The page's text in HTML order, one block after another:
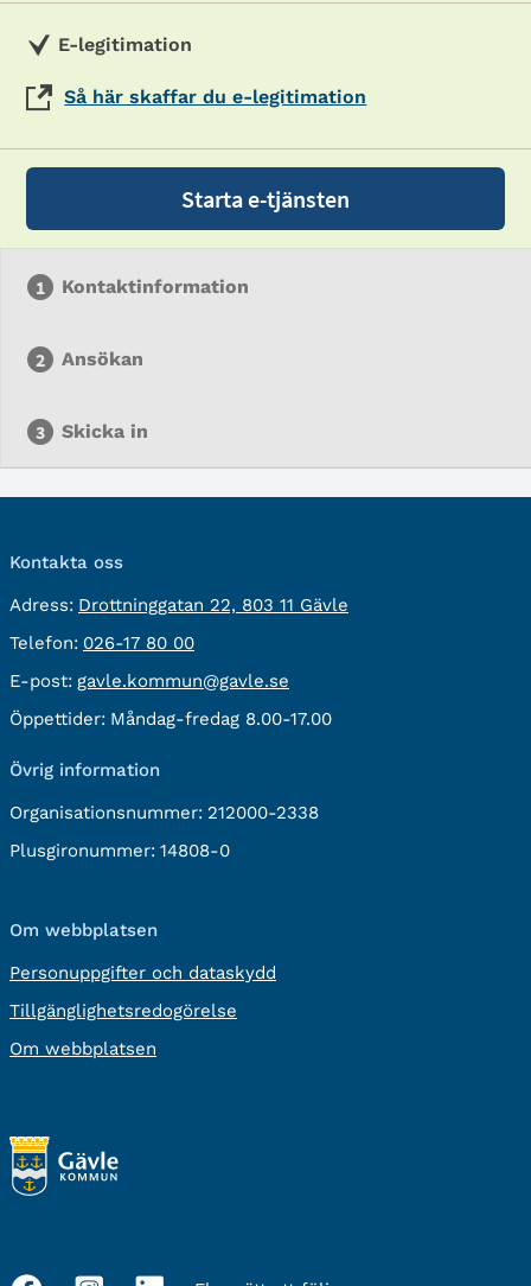
E-legitimation
Så här skaffar du e-legitimation
Starta e-tjänsten
Kontaktinformation
Ansökan
Skicka in
Kontakta oss
Adress: besöksadress:
Drottninggatan 22, 803 11 Gävle
Telefon: Telefon:
026-17 80 00
E-post: E-
post:
gavle.kommun@gavle.se
Öppettider: Måndag-fredag 8.00-17.00
Övrig information
Organisationsnummer: 212000-2338
Plusgironummer: 14808-0
Om webbplatsen
Personuppgifter och dataskydd
Tillgänglighetsredogörelse
Om webbplatsen